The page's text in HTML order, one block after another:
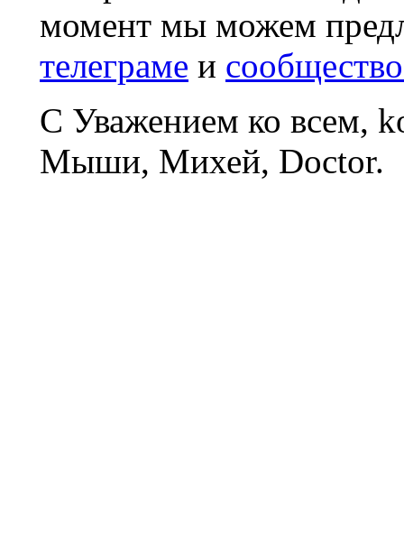
момент мы можем
телеграме и
С Уважением ко всем,
Мыши, Михей, Doctor.